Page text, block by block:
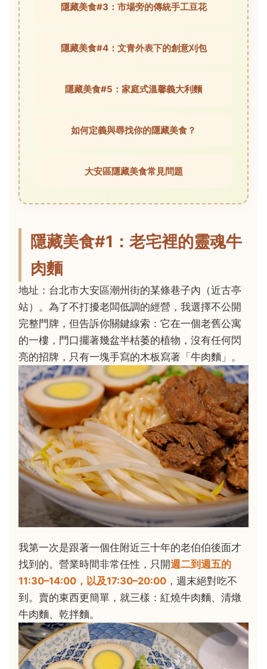
隱藏美食#3：市場旁的傳統手工豆花
隱藏美食#4：文青外表下的創意刈包
隱藏美食#5：家庭式溫馨義大利麵
如何定義與尋找你的隱藏美食？
大安區隱藏美食常見問題
隱藏美食#1：老宅裡的靈魂牛
肉麵
地址：台北市大安區潮州街的某條巷子內（近古亭
站）。為了不打擾老闆低調的經營，我選擇不公開
完整門牌，但告訴你關鍵線索：它在一個老舊公寓
的一樓，門口擺著幾盆半枯萎的植物，沒有任何閃
亮的招牌，只有一塊手寫的木板寫著「牛肉麵」。
我第一次是跟著一個住附近三十年的老伯伯後面才
找到的。營業時間非常任性，只開週二到週五的
11:30–14:00，以及17:30–20:00 ，週末絕對吃不
到。賣的東西更簡單，就三樣：紅燒牛肉麵、清燉
牛肉麵、乾拌麵。